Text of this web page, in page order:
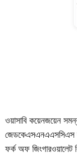
ওয়াসাবি কয়েনজয়েন
জেডকেএসএনএএসসিএস
ফর্ক অফ জিংগারওয়ালেট